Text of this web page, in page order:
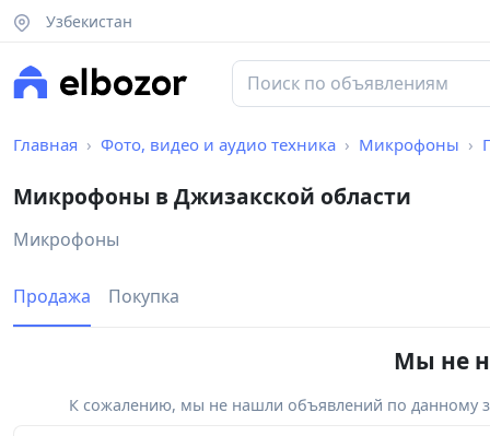
Узбекистан
Главная Фото, видео и аудио техника Микрофоны
Микрофоны в Джизакской области
Микрофоны
Продажа Покупка
Мы не
К сожалению, мы не нашли объявлений по данному